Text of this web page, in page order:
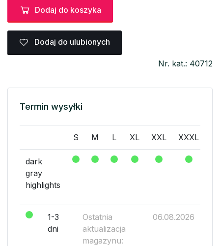
Dodaj do koszyka
Dodaj do ulubionych
Nr. kat.: 40712
Termin wysyłki
S M L XL XXL XXXL
dark
gray
highlights
1-3
dni
Ostatnia
aktualizacja
magazynu:
06.08.2026